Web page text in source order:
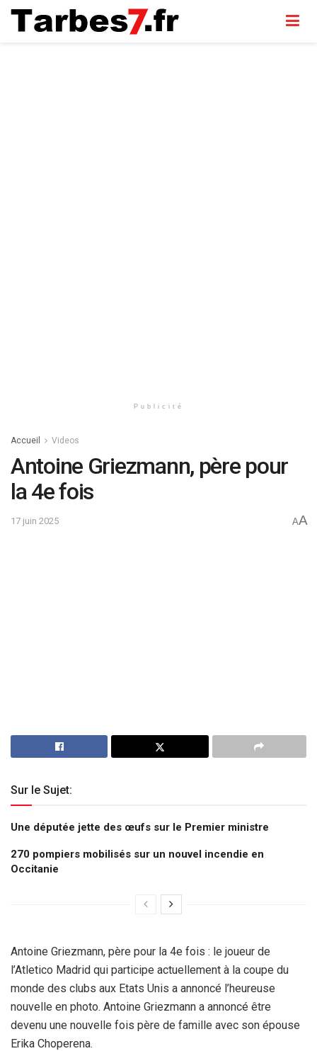
Publicité
Accueil Videos
Antoine Griezmann, père pour
la 4e fois
17 juin 2025 AA
Sur le Sujet:
Une députée jette des œufs sur le Premier ministre
270 pompiers mobilisés sur un nouvel incendie en
Occitanie
Antoine Griezmann, père pour la 4e fois : le joueur de
l’Atletico Madrid qui participe actuellement à la coupe du
monde des clubs aux Etats Unis a annoncé l’heureuse
nouvelle en photo. Antoine Griezmann a annoncé être
devenu une nouvelle fois père de famille avec son épouse
Erika Choperena.